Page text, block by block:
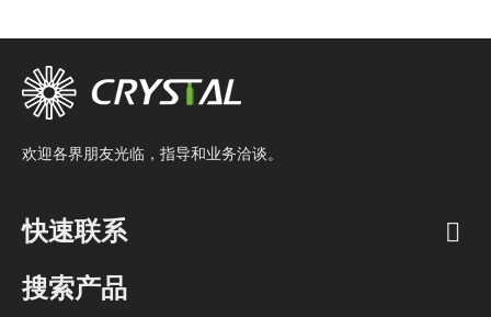
欢迎各界朋友光临，指导和业务洽谈。
快速联系
搜索产品